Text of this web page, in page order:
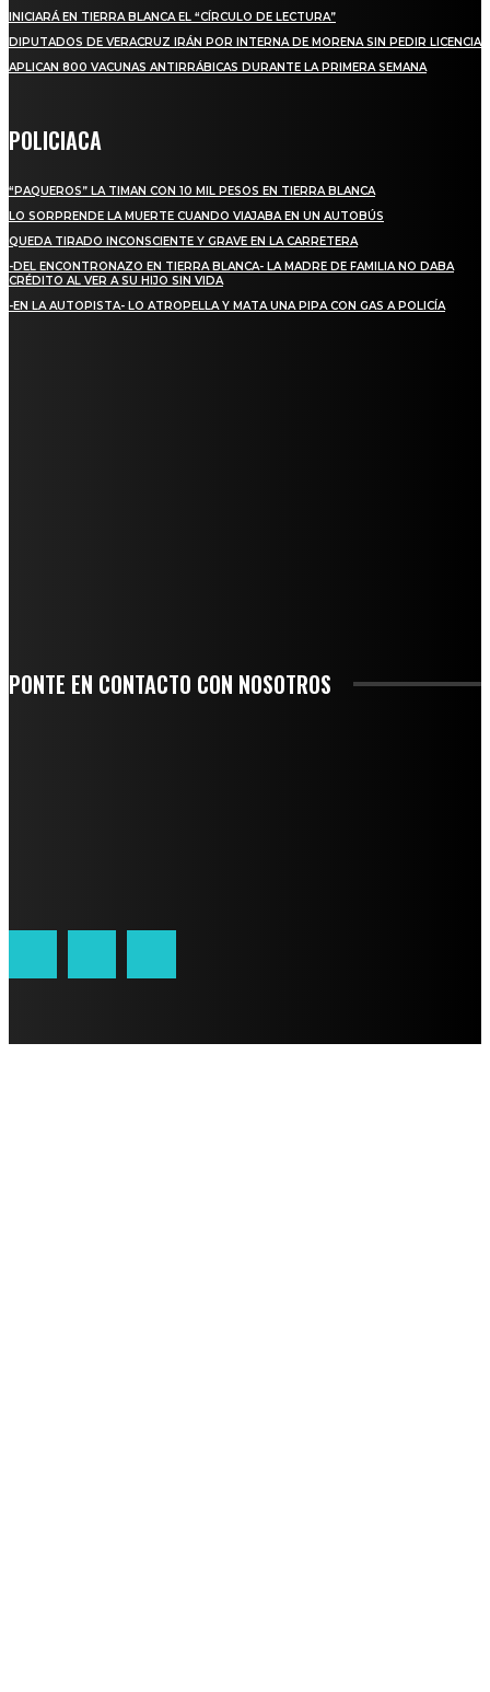
INICIARÁ EN TIERRA BLANCA EL “CÍRCULO DE LECTURA”
DIPUTADOS DE VERACRUZ IRÁN POR INTERNA DE MORENA SIN PEDIR LICENCIA
APLICAN 800 VACUNAS ANTIRRÁBICAS DURANTE LA PRIMERA SEMANA
POLICIACA
“PAQUEROS” LA TIMAN CON 10 MIL PESOS EN TIERRA BLANCA
LO SORPRENDE LA MUERTE CUANDO VIAJABA EN UN AUTOBÚS
QUEDA TIRADO INCONSCIENTE Y GRAVE EN LA CARRETERA
-DEL ENCONTRONAZO EN TIERRA BLANCA- LA MADRE DE FAMILIA NO DABA
CRÉDITO AL VER A SU HIJO SIN VIDA
-EN LA AUTOPISTA- LO ATROPELLA Y MATA UNA PIPA CON GAS A POLICÍA
PONTE EN CONTACTO CON NOSOTROS